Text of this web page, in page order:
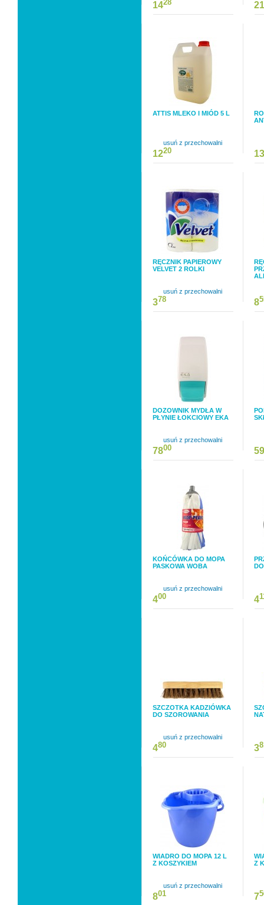
1428 21
ATTIS MLEKO I MIÓD 5 L
usuń z przechowalni
1220 13
RĘCZNIK PAPIEROWY
VELVET 2 ROLKI
usuń z przechowalni
378 8
DOZOWNIK MYDŁA W
PŁYNIE ŁOKCIOWY EKA
usuń z przechowalni
7800 59
KOŃCÓWKA DO MOPA
PASKOWA WOBA
usuń z przechowalni
400 4
SZCZOTKA KADZIÓWKA
DO SZOROWANIA
usuń z przechowalni
480 3
WIADRO DO MOPA 12 L
Z KOSZYKIEM
usuń z przechowalni
801
Z
7